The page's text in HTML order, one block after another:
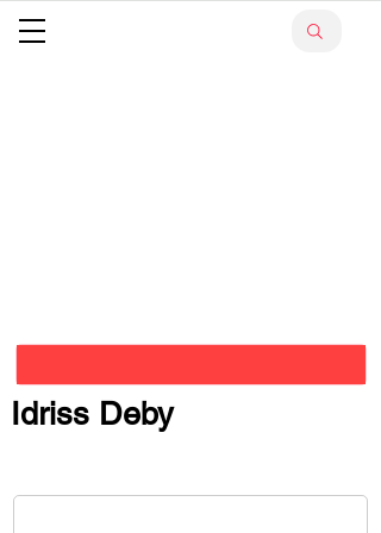
Idriss Deby